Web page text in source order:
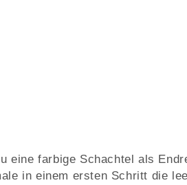
eine farbige Schachtel als
in einem ersten Schritt die